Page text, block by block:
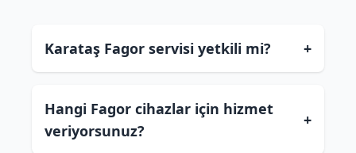
Karataş Fagor servisi yetkili mi? +
Hangi Fagor cihazlar için hizmet
veriyorsunuz?
+